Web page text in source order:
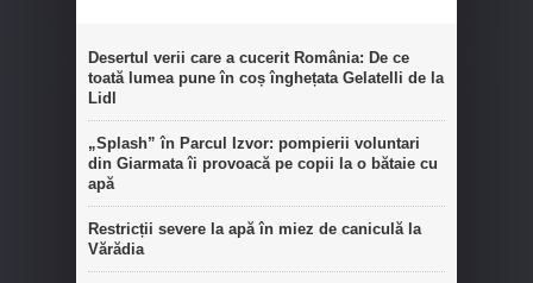
Desertul verii care a cucerit România: De ce
toată lumea pune în coș înghețata Gelatelli de la
Lidl
„Splash” în Parcul Izvor: pompierii voluntari
din Giarmata îi provoacă pe copii la o bătaie cu
apă
Restricții severe la apă în miez de caniculă la
Vărădia